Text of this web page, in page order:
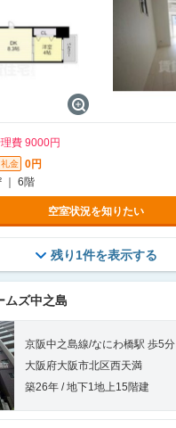
費 9000円
礼金
0円
｜ 6階
空室状況を知りたい
残り1件を表示する
ムズ中之島
京阪中之島線/なにわ橋駅 歩5分
大阪府大阪市北区西天満
築26年 / 地下1地上15階建